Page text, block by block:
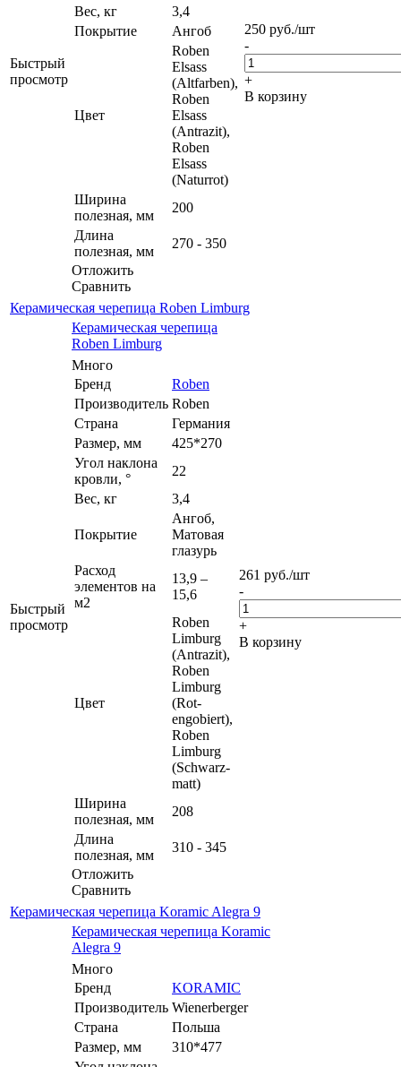
Быстрый
просмотр
Вес, кг
3,4
Покрытие
Ангоб
Цвет
Roben
Elsass
(Altfarben),
Roben
Elsass
(Antrazit),
Roben
Elsass
(Naturrot)
Ширина
полезная, мм
200
Длина
полезная, мм
270 - 350
Отложить
Сравнить
250 руб./шт
-
+
В корзину
Керамическая черепица Roben Limburg
Быстрый
просмотр
Керамическая черепица
Roben Limburg
Много
Бренд
Roben
Производитель Roben
Страна
Германия
Размер, мм
425*270
Угол наклона
кровли, °
22
Вес, кг
3,4
Покрытие
Ангоб,
Матовая
глазурь
Расход
элементов на
м2
13,9 –
15,6
Цвет
Roben
Limburg
(Antrazit),
Roben
Limburg
(Rot-
engobiert),
Roben
Limburg
(Schwarz-
matt)
Ширина
полезная, мм
208
Длина
полезная, мм
310 - 345
Отложить
Сравнить
261 руб./шт
-
+
В корзину
Керамическая черепица Koramic Alegra 9
Керамическая черепица Koramic
Alegra 9
Много
Бренд
KORAMIC
Производитель Wienerberger
Страна
Польша
Размер, мм
310*477